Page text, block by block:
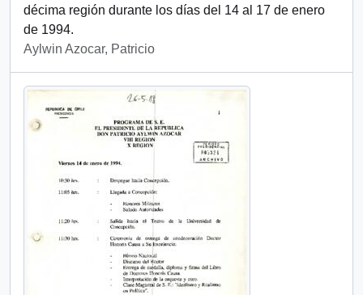
décima región durante los días del 14 al 17 de enero
de 1994.
Aylwin Azocar, Patricio